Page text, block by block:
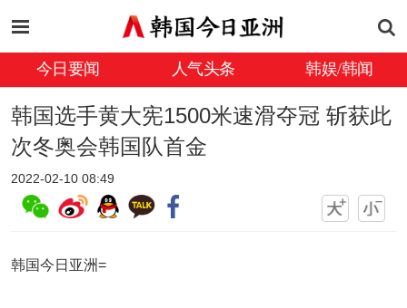
今日要闻 人气头条 韩娱/韩闻
韩国选手黄大宪1500米速滑夺冠 斩获此
次冬奥会韩国队首金
2022-02-10 08:49
韩国今日亚洲=